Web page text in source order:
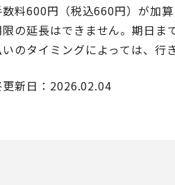
料600円（税込660円）が加算
の延長はできません。期日ま
のタイミングによっては、行
更新日：2026.02.04